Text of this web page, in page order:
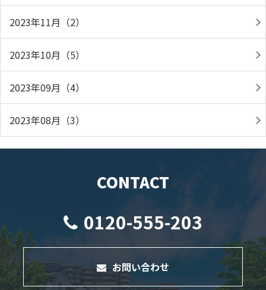
2023年11月（2）
2023年10月（5）
2023年09月（4）
2023年08月（3）
CONTACT
0120-555-203
お問い合わせ